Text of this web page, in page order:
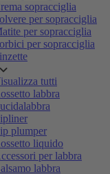
sopracciglia
per sopracciglia
per sopracciglia
per sopracciglia
tutti
labbra
plumper
liquido
per labbra
labbra